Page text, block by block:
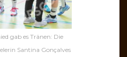
gab es Tränen: Die
Santina Gonçalves